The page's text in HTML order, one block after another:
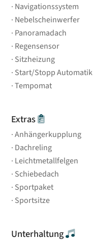
Navigationssystem
Nebelscheinwerfer
Panoramadach
Regensensor
Sitzheizung
Start/Stopp Automatik
Tempomat
Extras
Anhängerkupplung
Dachreling
Leichtmetallfelgen
Schiebedach
Sportpaket
Sportsitze
Unterhaltung